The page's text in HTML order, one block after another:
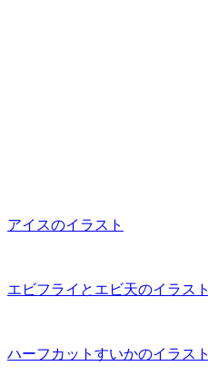
アイスのイラスト
エビフライとエビ天のイラスト
ハーフカットすいかのイラスト